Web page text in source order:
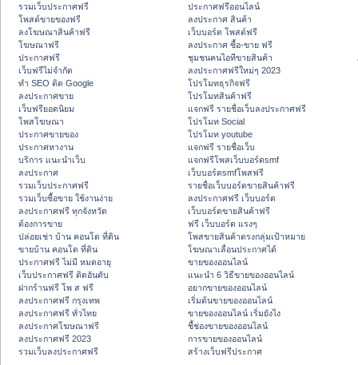
รวมเว็บประกาศฟรี
โพสต์ขายของฟรี
ลงโฆษณาสินค้าฟรี
โฆษณาฟรี
ประกาศฟรี
เว็บฟรีไม่จำกัด
ทำ SEO ติด Google
ลงประกาศขาย
เว็บฟรียอดนิยม
โพสโฆษณา
ประกาศขายของ
ประกาศหางาน
บริการ แนะนำเว็บ
ลงประกาศ
รวมเว็บประกาศฟรี
รวมเว็บซื้อขาย ใช้งานง่าย
ลงประกาศฟรี ทุกจังหวัด
ต้องการขาย
ปล่อยเช่า บ้าน คอนโด ที่ดิน
ขายบ้าน คอนโด ที่ดิน
ประกาศฟรี ไม่มี หมดอายุ
เว็บประกาศฟรี ติดอันดับ
ฝากร้านฟรี โพ ส ฟรี
ลงประกาศฟรี กรุงเทพ
ลงประกาศฟรี ทั่วไทย
ลงประกาศโฆษณาฟรี
ลงประกาศฟรี 2023
รวมเว็บลงประกาศฟรี
ประกาศฟรีออนไลน์
ลงประกาศ สินค้า
เว็บบอร์ด โพสต์ฟรี
ลงประกาศ ซื้อ-ขาย ฟรี
ชุมชนคนไอทีขายสินค้า
ลงประกาศฟรีใหม่ๆ 2023
โปรโมทธุรกิจฟรี
โปรโมทสินค้าฟรี
แจกฟรี รายชื่อเว็บลงประกาศฟรี
โปรโมท Social
โปรโมท youtube
แจกฟรี รายชื่อเว็บ
แจกฟรีโพสเว็บบอร์ดsmf
เว็บบอร์ดsmfโพสฟรี
รายชื่อเว็บบอร์ดขายสินค้าฟรี
ลงประกาศฟรี เว็บบอร์ด
เว็บบอร์ดขายสินค้าฟรี
ฟรี เว็บบอร์ด แรงๆ
โพสขายสินค้าตรงกลุ่มเป้าหมาย
โฆษณาเลื่อนประกาศได้
ขายของออนไลน์
แนะนำ 6 วิธีขายของออนไลน์
อยากขายของออนไลน์
เริ่มต้นขายของออนไลน์
ขายของออนไลน์ เริ่มยังไง
ชี้ช่องขายของออนไลน์
การขายของออนไลน์
สร้างเว็บฟรีประกาศ